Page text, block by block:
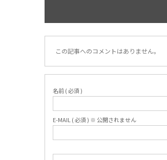
この記事へのコメントはありません。
名前 ( 必須 )
E-MAIL ( 必須 ) ※ 公開されません